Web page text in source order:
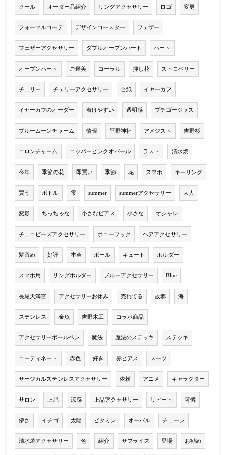
クール オーダー品紹介 リングアクセサリー ロゴ 変更
フォーマルコーデ デザインコースター フェザー
フェザーアクセサリー ダブルオープンハート ハート
オープンハート ご褒美 コーラル 押し花 ストロベリー
チェリー チェリーアクセサリー 台紙 イヤーカフ
イヤーカフのオーダー 着けやすい 透明感 プチゴージャス
ブルームーンチャーム 情報 平野神社 アメジスト 吉野杉
コロンチャーム コッパーピンクオパール ラスト 清水焼
今年 季節の花 即買い 季節 花 スマホ キーリング
買う ボトル 雫 summer summerアクセサリー 大人
変形 ちっちゃな 小さなピアス 小さな オシャレ
チェコビーズアクセサリー ポニーフック ヘアアクセサリー
髪留め 好評 本革 ボール キュート ホルダー
スマホ用 リングホルダー ブルーアクセサリー Blue
長尾天満宮 アクセサリーお休み 売れてる 故郷 海
ステンレス 金魚 吉野木工 コラボ商品
アクセサリーボールペン 魔法 魔法のステッキ ステッキ
コーディネート 赤色 好き 赤ピアス スーツ
サージカルステンレスアクセサリー 依頼 アニメ キャラクター
サロン 上品 涼感 上品アクセサリー リピート 可憐
儚さ イチゴ 太陽 ビタミン オーバル チェーン
清水焼アクセサリー 色 紹介 サプライズ 登場 お勧め